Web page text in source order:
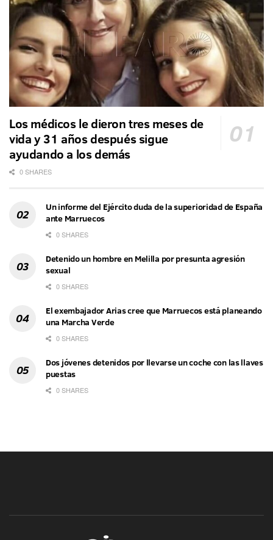
Los médicos le dieron tres meses de
vida y 31 años después sigue
ayudando a los demás
0 SHARES
Un informe del Ejército duda de la superioridad de España
ante Marruecos
0 SHARES
Detenido un hombre en Melilla por presunta agresión
sexual
0 SHARES
El exembajador Arias cree que Marruecos está planeando
una Marcha Verde
0 SHARES
Dos jóvenes detenidos por llevarse un coche con las llaves
puestas
0 SHARES